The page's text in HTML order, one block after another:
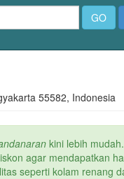
GO
55582, Indonesia
kini lebih
agar mendapatkan
seperti kolam renang